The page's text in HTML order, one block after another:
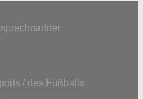
/ des Fußballs